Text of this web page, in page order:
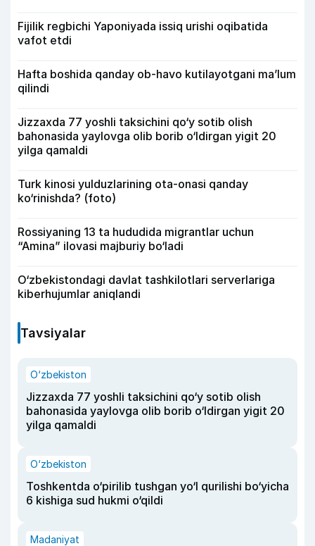
Fijilik regbichi Yaponiyada issiq urishi oqibatida
vafot etdi
Hafta boshida qanday ob-havo kutilayotgani ma’lum
qilindi
Jizzaxda 77 yoshli taksichini qo‘y sotib olish
bahonasida yaylovga olib borib o‘ldirgan yigit 20
yilga qamaldi
Turk kinosi yulduzlarining ota-onasi qanday
ko‘rinishda? (foto)
Rossiyaning 13 ta hududida migrantlar uchun
“Amina” ilovasi majburiy bo‘ladi
O‘zbekistondagi davlat tashkilotlari serverlariga
kiberhujumlar aniqlandi
Tavsiyalar
O‘zbekiston
Jizzaxda 77 yoshli taksichini qo‘y sotib olish
bahonasida yaylovga olib borib o‘ldirgan yigit 20
yilga qamaldi
O‘zbekiston
Toshkentda o‘pirilib tushgan yo‘l qurilishi bo‘yicha
6 kishiga sud hukmi o‘qildi
Madaniyat